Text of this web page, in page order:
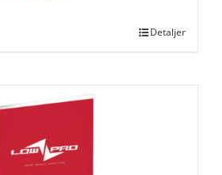
Detaljer